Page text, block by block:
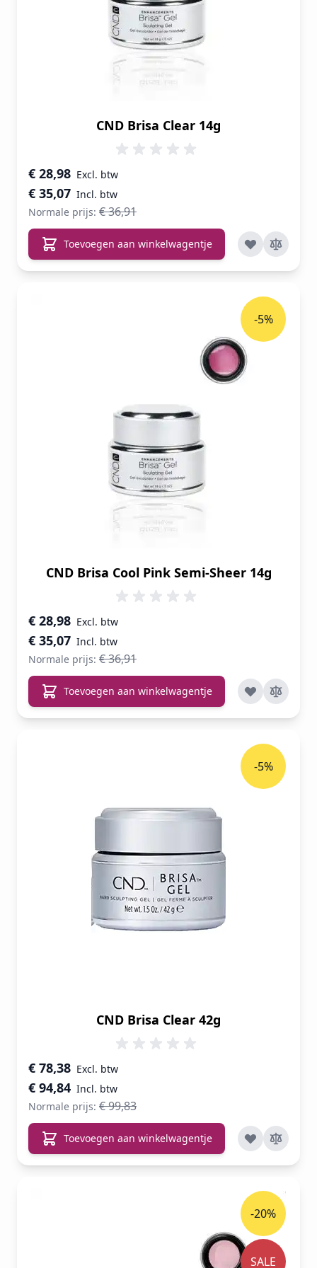
voorgeschiedenis van allergische reacties op
traditionele gels
CND Brisa Clear 14g
Speciale prijs
€ 35,07
€ 28,98
Normale prijs: € 36,91
Toevoegen aan winkelwagentje
CND Brisa Cool Pink Semi-Sheer 14g
Speciale prijs
€ 35,07
€ 28,98
Normale prijs: € 36,91
-5%
Toevoegen aan winkelwagentje
CND Brisa Clear 42g
Speciale prijs
€ 94,84
€ 78,38
Normale prijs: € 99,83
-5%
Toevoegen aan winkelwagentje
-20%
SALE